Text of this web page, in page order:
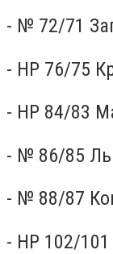
- № 72/71
- НР 76/75
- НР 84/83
- № 86/85
- № 88/87
- НР 102/101